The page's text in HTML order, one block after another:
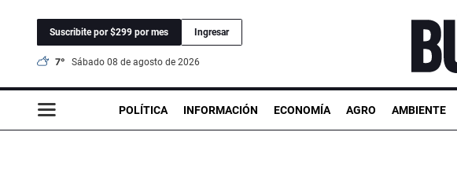
Suscribite por $299 por mes Ingresar
7° sábado 08 de agosto de 2026
POLÍTICA INFORMACIÓN ECONOMÍA AGRO AMBIENTE